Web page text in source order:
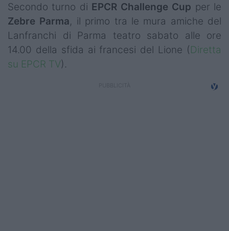
Rugby World Cup
Super Rugby
Rugby in TV
Secondo turno di EPCR Challenge Cup per le
Zebre Parma, il primo tra le mura amiche del
Lanfranchi di Parma teatro sabato alle ore
14.00 della sfida ai francesi del Lione (Diretta
su EPCR TV).